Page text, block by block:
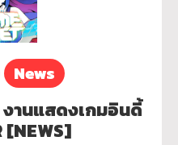
News
านแสดงเกมอินดี้
[NEWS]